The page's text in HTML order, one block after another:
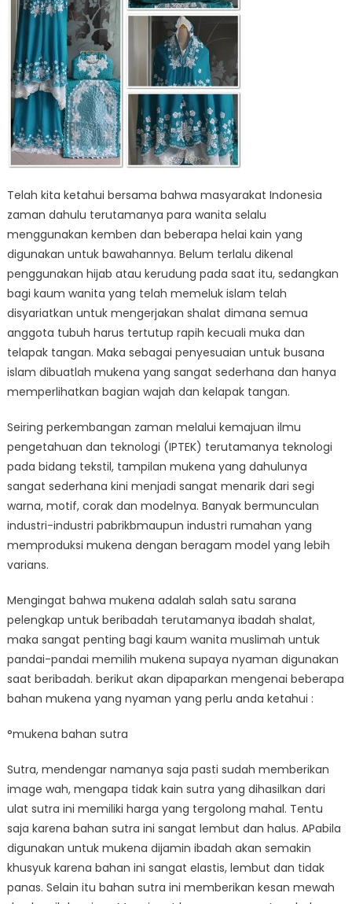
Telah kita ketahui bersama bahwa masyarakat Indonesia
zaman dahulu terutamanya para wanita selalu
menggunakan kemben dan beberapa helai kain yang
digunakan untuk bawahannya. Belum terlalu dikenal
penggunakan hijab atau kerudung pada saat itu, sedangkan
bagi kaum wanita yang telah memeluk islam telah
disyariatkan untuk mengerjakan shalat dimana semua
anggota tubuh harus tertutup rapih kecuali muka dan
telapak tangan. Maka sebagai penyesuaian untuk busana
islam dibuatlah mukena yang sangat sederhana dan hanya
memperlihatkan bagian wajah dan kelapak tangan.
Seiring perkembangan zaman melalui kemajuan ilmu
pengetahuan dan teknologi (IPTEK) terutamanya teknologi
pada bidang tekstil, tampilan mukena yang dahulunya
sangat sederhana kini menjadi sangat menarik dari segi
warna, motif, corak dan modelnya. Banyak bermunculan
industri-industri pabrikbmaupun industri rumahan yang
memproduksi mukena dengan beragam model yang lebih
varians.
Mengingat bahwa mukena adalah salah satu sarana
pelengkap untuk beribadah terutamanya ibadah shalat,
maka sangat penting bagi kaum wanita muslimah untuk
pandai-pandai memilih mukena supaya nyaman digunakan
saat beribadah. berikut akan dipaparkan mengenai beberapa
bahan mukena yang nyaman yang perlu anda ketahui :
°mukena bahan sutra
Sutra, mendengar namanya saja pasti sudah memberikan
image wah, mengapa tidak kain sutra yang dihasilkan dari
ulat sutra ini memiliki harga yang tergolong mahal. Tentu
saja karena bahan sutra ini sangat lembut dan halus. APabila
digunakan untuk mukena dijamin ibadah akan semakin
khusyuk karena bahan ini sangat elastis, lembut dan tidak
panas. Selain itu bahan sutra ini memberikan kesan mewah